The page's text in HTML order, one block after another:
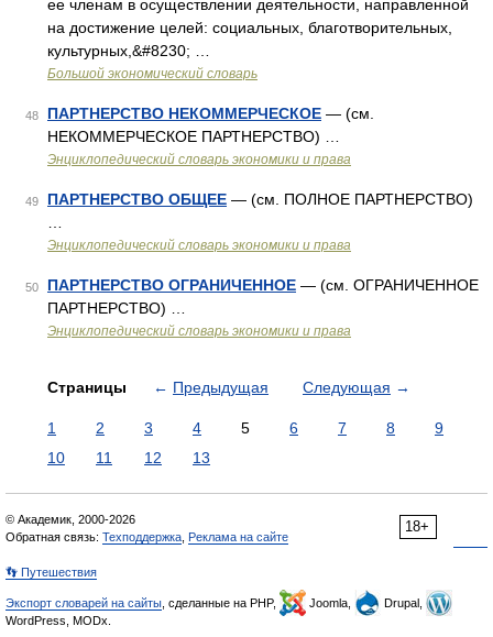
ее членам в осуществлении деятельности, направленной
на достижение целей: социальных, благотворительных,
культурных,&#8230; …
Большой экономический словарь
48 ПАРТНЕРСТВО НЕКОММЕРЧЕСКОЕ — (см.
НЕКОММЕРЧЕСКОЕ ПАРТНЕРСТВО) …
Энциклопедический словарь экономики и права
49 ПАРТНЕРСТВО ОБЩЕЕ — (см. ПОЛНОЕ ПАРТНЕРСТВО)
Энциклопедический словарь экономики и права
50 ПАРТНЕРСТВО ОГРАНИЧЕННОЕ — (см. ОГРАНИЧЕННОЕ
ПАРТНЕРСТВО) …
Энциклопедический словарь экономики и права
Страницы ← Предыдущая Следующая →
1 2 3 4 5 6 7 8
9
10
11 12 13
18+
© Академик, 2000-2026
Обратная связь: Техподдержка Реклама на сайте
👣 Путешествия
Экспорт словарей на сайты , сделанные на PHP, Joomla,
Drupal,
WordPress, MODx.